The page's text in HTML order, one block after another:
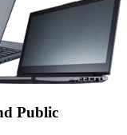
Public